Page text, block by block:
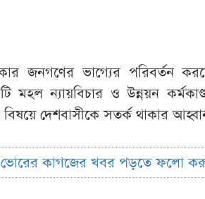
জনগণের ভাগ্যের পরিবর্তন
ন্যায়বিচার ও উন্নয়ন কর্মকাণ্ড
বিষয়ে দেশবাসীকে সতর্ক থাকার
কাগজের খবর পড়তে ফলো